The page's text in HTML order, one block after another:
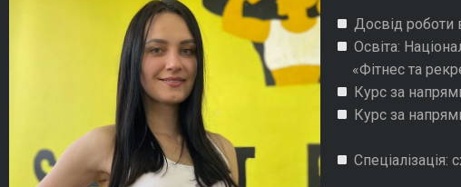
Досвід роботи
Освіта:
«Фітнес та
Курс за
Курс за
Спеціалізація: